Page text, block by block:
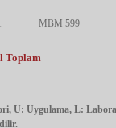
MBM 599
Toplam
U: Uygulama, L: